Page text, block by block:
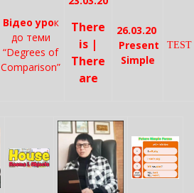
Відео урок
до теми
“Degrees of
Comparison”
There
is |
There
are
26.03.20
Present
Simple
TEST